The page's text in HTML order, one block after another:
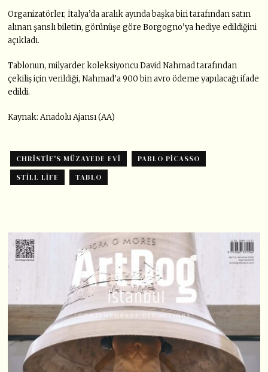
Organizatörler, İtalya’da aralık ayında başka biri tarafından satın
alınan şanslı biletin, görünüşe göre Borgogno’ya hediye edildiğini
açıkladı.
Tablonun, milyarder koleksiyoncu David Nahmad tarafından
çekiliş için verildiği, Nahmad’a 900 bin avro ödeme yapılacağı ifade
edildi.
Kaynak: Anadolu Ajansı (AA)
CHRISTIE'S MÜZAYEDE EVI
PABLO PICASSO
STILL LIFE
TABLO